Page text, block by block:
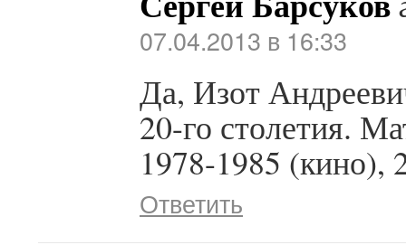
07.04.2013 в 16:33
Да, Изот
20-го столетия.
1978-1985 (кино),
Ответить